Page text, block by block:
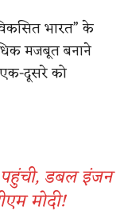
भारत” के
मजबूत बनाने
दूसरे को
डबल इंजन
मोदी!